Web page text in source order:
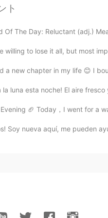
the lighthouse is 171 feet
EN
forward to those
EN
ト
Of The Day: Reluctant (adj.)
willing to lose it all, but most
a new chapter in my life 😊 I
la luna esta noche! El aire
🏈 Today，I went for a
Soy nueva aquí, me pueden